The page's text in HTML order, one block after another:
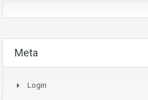
Meta
Login